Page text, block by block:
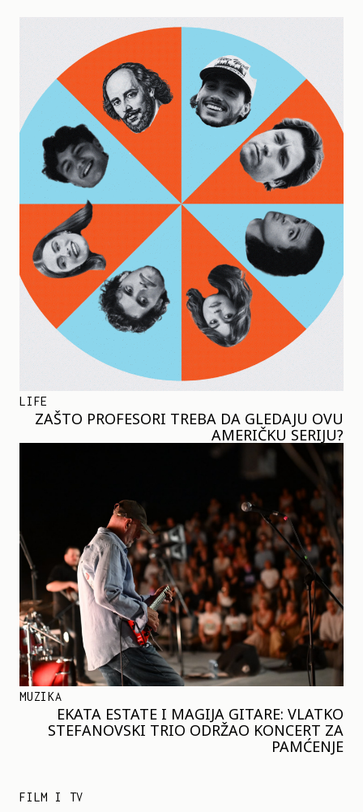
LIFE
ZAŠTO PROFESORI TREBA DA GLEDAJU OVU
AMERIČKU SERIJU?
MUZIKA
EKATA ESTATE I MAGIJA GITARE: VLATKO
STEFANOVSKI TRIO ODRŽAO KONCERT ZA
PAMĆENJE
FILM I TV